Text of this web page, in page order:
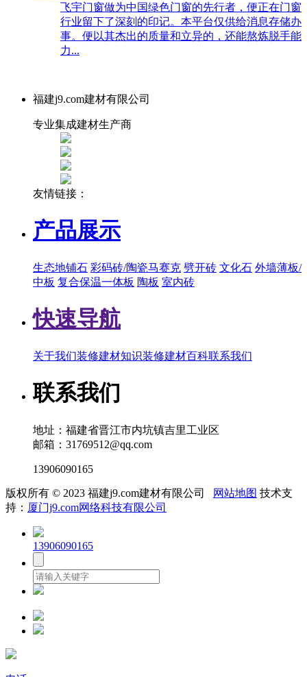
飞宇门窗做为中国绿色门窗的先行者，便正在门窗
行业留下了深刻的印记。本平台仅供给消息存储办
事。便以其杰出的质量和立异的，还能熬炼脱手能
力...
福建j9.com建材有限公司
专业集成建材生产商
友情链接：
产品展示
生态地铺石 彩码砖/陶瓷马赛克 劈开砖 文化石 外墙薄板/
中板 复合保温一体板 陶板 室内砖
快速导航
关于我们装修建材知识装修建材百科联系我们
联系我们
地址：福建省晋江市内坑镇吉里工业区
邮箱：31769512@qq.com
13906090165
版权所有 © 2023 福建j9.com建材有限公司 网站地图 技术支
持： 厦门j9.com网络科技有限公司
13906090165